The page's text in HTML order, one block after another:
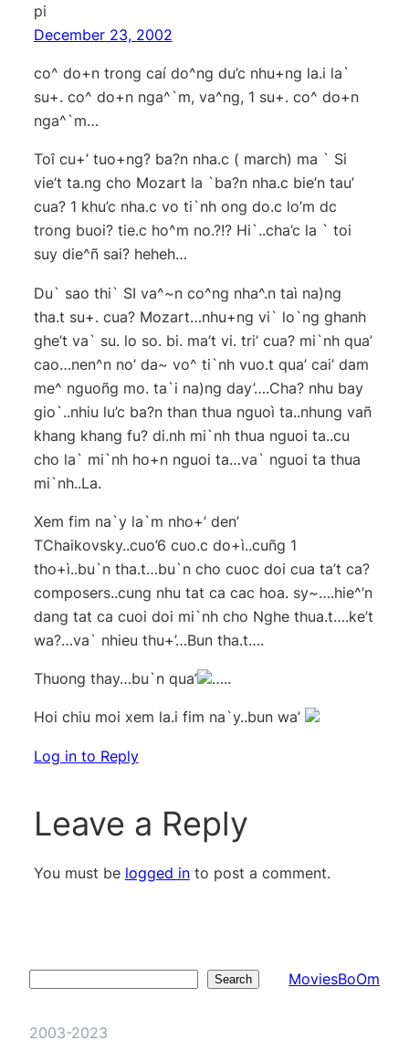
pi
December 23, 2002
co^ do+n trong caí do^ng du’c nhu+ng la.i la`
su+. co^ do+n nga^`m, va^ng, 1 su+. co^ do+n
nga^`m…
Toî cu+’ tuo+ng? ba?n nha.c ( march) ma ` Si
vie’t ta.ng cho Mozart la `ba?n nha.c bie’n tau’
cua? 1 khu’c nha.c vo ti`nh ong do.c lo’m dc
trong buoi? tie.c ho^m no.?!? Hi`..cha’c la ` toi
suy die^ñ sai? heheh…
Du` sao thi` SI va^~n co^ng nha^.n taì na)ng
tha.t su+. cua? Mozart…nhu+ng vi` lo`ng ghanh
ghe’t va` su. lo so. bi. ma’t vi. tri’ cua? mi`nh qua’
cao…nen^n no’ da~ vo^ ti`nh vuo.t qua’ cai’ dam
me^ nguoñg mo. ta`i na)ng day’….Cha? nhu bay
gio`..nhiu lu’c ba?n than thua nguoì ta..nhung vañ
khang khang fu? di.nh mi`nh thua nguoi ta..cu
cho la` mi`nh ho+n nguoi ta…va` nguoi ta thua
mi`nh..La.
Xem fim na`y la`m nho+’ den’
TChaikovsky..cuo’6 cuo.c do+ì..cuñg 1
tho+ì..bu`n tha.t…bu`n cho cuoc doi cua ta’t ca?
composers..cung nhu tat ca cac hoa. sy~….hie^’n
dang tat ca cuoi doi mi`nh cho Nghe thua.t….ke’t
wa?…va` nhieu thu+’…Bun tha.t….
Thuong thay…bu`n qua’ …..
Hoi chiu moi xem la.i fim na`y..bun wa’
Log in to Reply
Leave a Reply
You must be logged into post a comment.
Search MoviesBoOm
2003-2023